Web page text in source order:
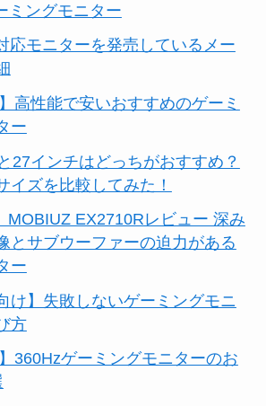
ミングモニター
応モニターを発売しているメー
高性能で安いおすすめのゲーミ
ー
27インチはどっちがおすすめ？
イズを比較してみた！
MOBIUZ EX2710Rレビュー 深み
とサブウーファーの迫力がある
ー
け】失敗しないゲーミングモニ
方
】360Hzゲーミングモニターのお